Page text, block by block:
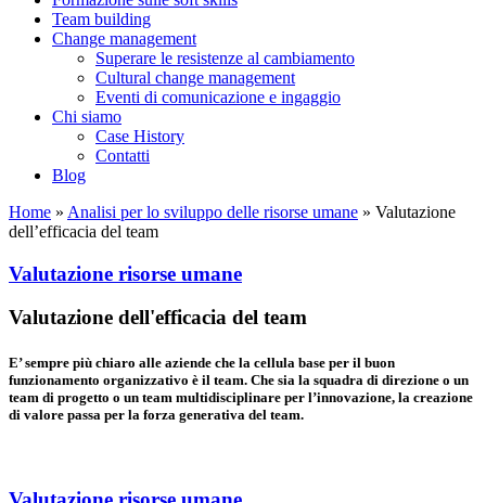
Team building
Change management
Superare le resistenze al cambiamento
Cultural change management
Eventi di comunicazione e ingaggio
Chi siamo
Case History
Contatti
Blog
Home » Analisi per lo sviluppo delle risorse umane » Valutazione
dell’efficacia del team
Valutazione risorse umane
Valutazione dell'efficacia del team​
E’ sempre più chiaro alle aziende che la cellula base per il buon
funzionamento organizzativo è il team. Che sia la squadra di direzione o un
team di progetto o un team multidisciplinare per l’innovazione, la creazione
di valore passa per la forza generativa del team.